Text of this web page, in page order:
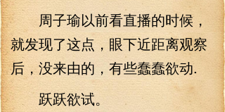
周子瑜以前看直播的时候，
就发现了这点，眼下近距离观察
后，没来由的，有些蠢蠢欲动.
跃跃欲试。